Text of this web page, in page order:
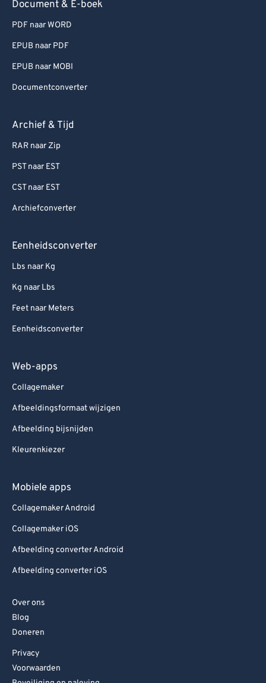
Document & E-boek
PDF naar WORD
EPUB naar PDF
EPUB naar MOBI
Documentconverter
Archief & Tijd
RAR naar Zip
PST naar EST
CST naar EST
Archiefconverter
Eenheidsconverter
Lbs naar Kg
Kg naar Lbs
Feet naar Meters
Eenheidsconverter
Web-apps
Collagemaker
Afbeeldingsformaat wijzigen
Afbeelding bijsnijden
Kleurenkiezer
Mobiele apps
Collagemaker Android
Collagemaker iOS
Afbeelding converter Android
Afbeelding converter iOS
Over ons
Blog
Doneren
Privacy
Voorwaarden